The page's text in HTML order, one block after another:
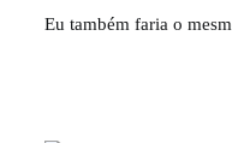
Eu também faria o